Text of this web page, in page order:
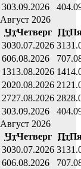
303.09.2026 4
Август 2026
ЧтЧетверг Пт
3030.07.2026 31
606.08.2026 7
1313.08.2026 14
2020.08.2026 21
2727.08.2026 28
303.09.2026 4
Август 2026
ЧтЧетверг Пт
3030.07.2026 31
606.08.2026 7